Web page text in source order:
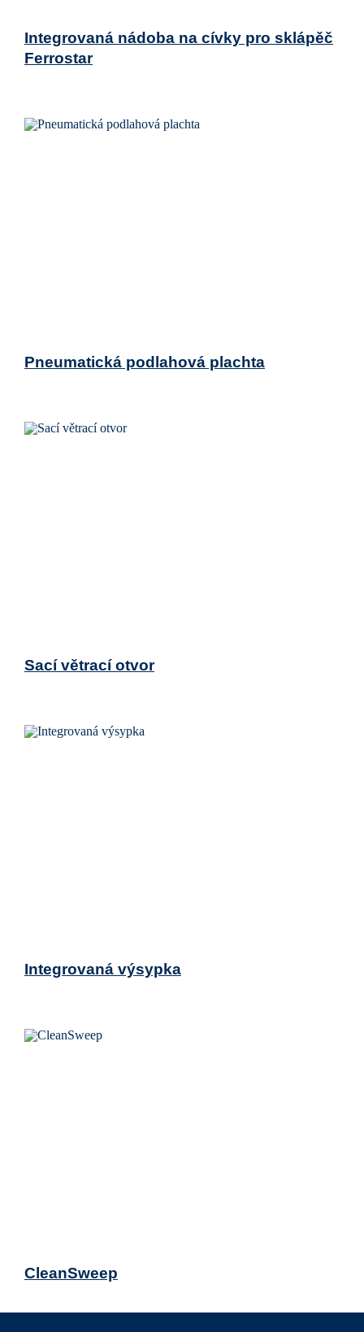
Integrovaná nádoba na cívky pro sklápěč
Ferrostar
Pneumatická podlahová plachta
Sací větrací otvor
Integrovaná výsypka
CleanSweep